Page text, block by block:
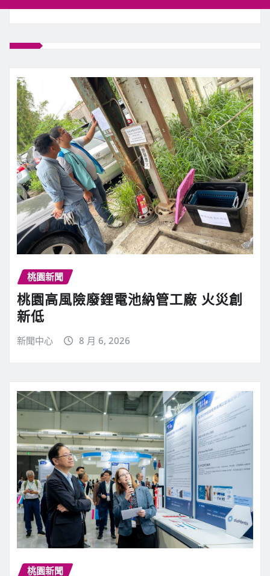
桃園新聞
桃園高風險廢鋰電池納管工廠 火災創
新低
新聞中心 8 月 6, 2026
桃園新聞